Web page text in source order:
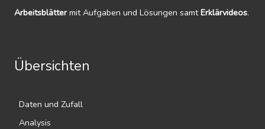
Arbeitsblättermit Aufgaben und Lösungen samtErklärvideos.
Übersichten
Daten und Zufall
Analysis